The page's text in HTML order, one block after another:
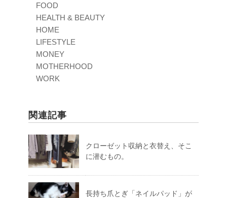
FOOD
HEALTH & BEAUTY
HOME
LIFESTYLE
MONEY
MOTHERHOOD
WORK
関連記事
クローゼット収納と衣替え、そこ
に潜むもの。
長持ち爪とぎ「ネイルパッド」が